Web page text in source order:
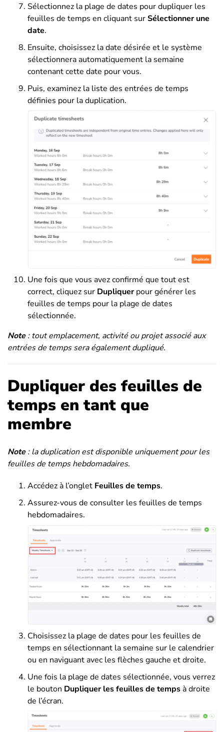
Sélectionnez la plage de dates pour dupliquer les
feuilles de temps en cliquant surSélectionner une
date.
Ensuite, choisissez la date désirée et le système
sélectionnera automatiquement la semaine
contenant cette date pour vous.
Puis, examinez la liste des entrées de temps
définies pour la duplication.
Une fois que vous avez confirmé que tout est
correct, cliquez sur Dupliquerpour générer les
feuilles de temps pour la plage de dates
sélectionnée.
Note: tout emplacement, activité ou projet associé aux
entrées de temps sera également dupliqué.
Dupliquer des feuilles de
temps en tant que
membre
Note: la duplication est disponible uniquement pour les
feuilles de temps hebdomadaires.
Accédez à l’onglet Feuilles de temps.
Assurez-vous de consulter les feuilles de temps
hebdomadaires.
Choisissez la plage de dates pour les feuilles de
temps en sélectionnant la semaine sur le calendrier
ou en naviguant avec les flèches gauche et droite.
Une fois la plage de dates sélectionnée, vous verrez
le bouton Dupliquer les feuilles de tempsà droite
de l’écran.